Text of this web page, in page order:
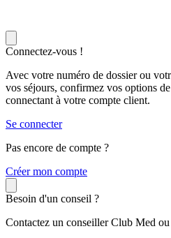
Connectez-vous !
Avec votre numéro de dossier ou
vos séjours, confirmez vos options
connectant à votre compte client.
Se connecter
Pas encore de compte ?
Créer mon compte
Besoin d'un conseil ?
Contactez un conseiller Club Med